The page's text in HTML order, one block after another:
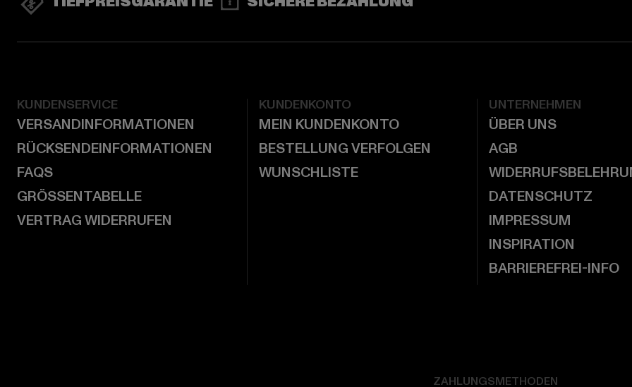
KUNDENSERVICE
VERSANDINFORMATIONEN
RÜCKSENDEINFORMATIONEN
FAQS
GRÖSSENTABELLE
VERTRAG WIDERRUFEN
KUNDENKONTO
MEIN KUNDENKONTO
BESTELLUNG VERFOLGEN
WUNSCHLISTE
UNTERNEHMEN
ÜBER UNS
AGB
DATENSCHUTZ
IMPRESSUM
INSPIRATION
BARRIEREFREI-INFO
ZAHLUNGSMETHODEN